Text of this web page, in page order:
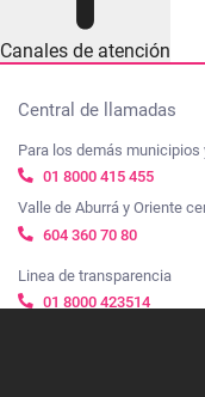
Canales de atención
Central de llamadas
Para los demás
01 8000 415 455
Valle de Aburrá y Oriente
604 360 70 80
Linea de transparencia
01 8000 423514